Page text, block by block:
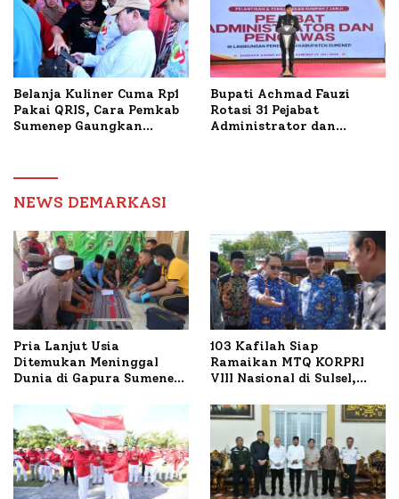
Belanja Kuliner Cuma Rp1
Pakai QRIS, Cara Pemkab
Sumenep Gaungkan
Bupati Achmad Fauzi
Rotasi 31 Pejabat
Administrator dan
NEWS DEMARKASI
Pria Lanjut Usia
Ditemukan Meninggal
Dunia di Gapura Sumenep,
103 Kafilah Siap
Ramaikan MTQ KORPRI
VIII Nasional di Sulsel,